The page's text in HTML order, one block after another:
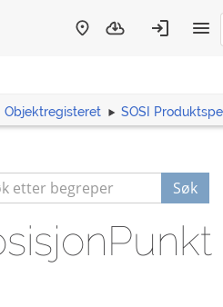
Objektregisteret SOSI
Søk